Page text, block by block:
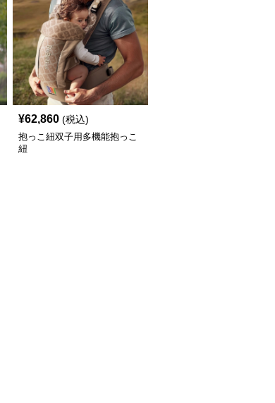
¥62,860 (税込)
抱っこ紐双子用多機能抱っこ
紐